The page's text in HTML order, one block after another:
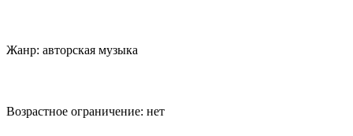
Жанр: авторская музыка
Возрастное ограничение: нет